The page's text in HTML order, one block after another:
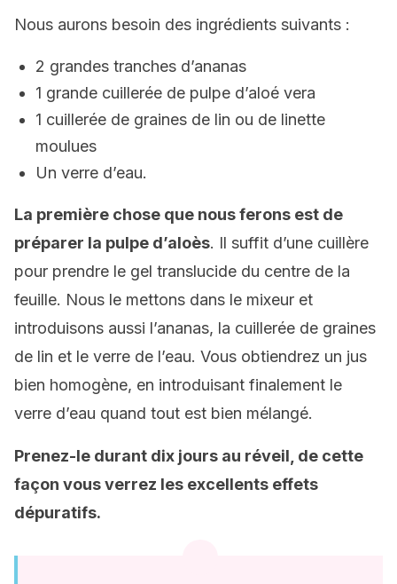
Nous aurons besoin des ingrédients suivants :
2 grandes tranches d’ananas
1 grande cuillerée de pulpe d’aloé vera
1 cuillerée de graines de lin ou de linette
moulues
Un verre d’eau.
La première chose que nous ferons est de
préparer la pulpe d’aloès. Il suffit d’une cuillère
pour prendre le gel translucide du centre de la
feuille. Nous le mettons dans le mixeur et
introduisons aussi l’ananas, la cuillerée de graines
de lin et le verre de l’eau. Vous obtiendrez un jus
bien homogène, en introduisant finalement le
verre d’eau quand tout est bien mélangé.
Prenez-le durant dix jours au réveil, de cette
façon vous verrez les excellents effets
dépuratifs.